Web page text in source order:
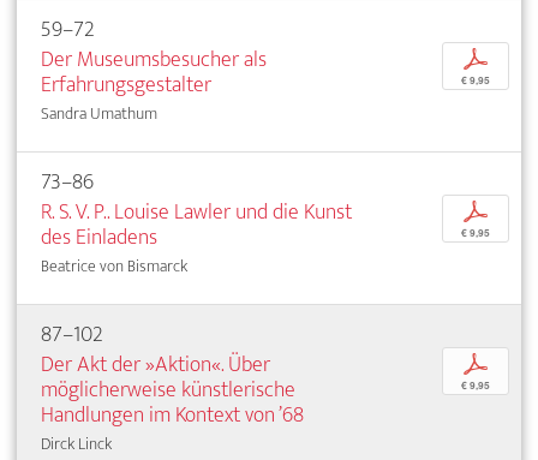
59–72
Der Museumsbesucher als
Erfahrungsgestalter
Sandra Umathum
p
€ 9,95
73–86
R. S. V. P.. Louise Lawler und die Kunst
des Einladens
Beatrice von Bismarck
p
€ 9,95
87–102
Der Akt der »Aktion«. Über
möglicherweise künstlerische
Handlungen im Kontext von ’68
Dirck Linck
p
€ 9,95